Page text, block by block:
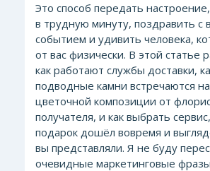
Это способ передать
в трудную минуту, поздравить с
событием и удивить человека,
от вас физически. В этой статье
как работают службы доставки,
подводные камни встречаются
цветочной композиции от
получателя, и как выбрать
подарок дошёл вовремя и
вы представляли. Я не буду
очевидные маркетинговые